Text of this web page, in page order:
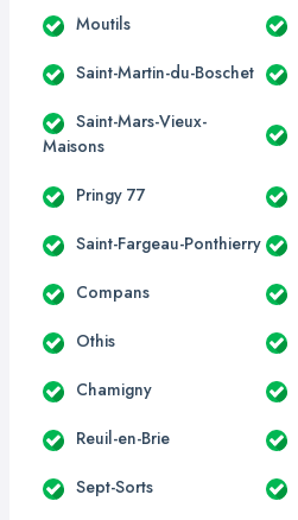
Moutils
Saint-Martin-du-Boschet
Saint-Mars-Vieux-
Maisons
Pringy 77
Saint-Fargeau-Ponthierry
Compans
Othis
Chamigny
Reuil-en-Brie
Sept-Sorts